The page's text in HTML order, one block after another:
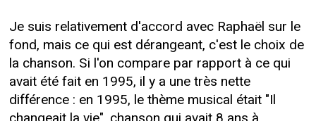
Je suis relativement d'accord avec Raphaël sur le
fond, mais ce qui est dérangeant, c'est le choix de
la chanson. Si l'on compare par rapport à ce qui
avait été fait en 1995, il y a une très nette
différence : en 1995, le thème musical était "Il